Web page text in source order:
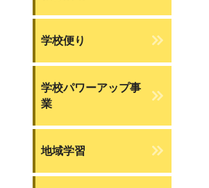
学校便り
学校パワーアップ事
業
地域学習